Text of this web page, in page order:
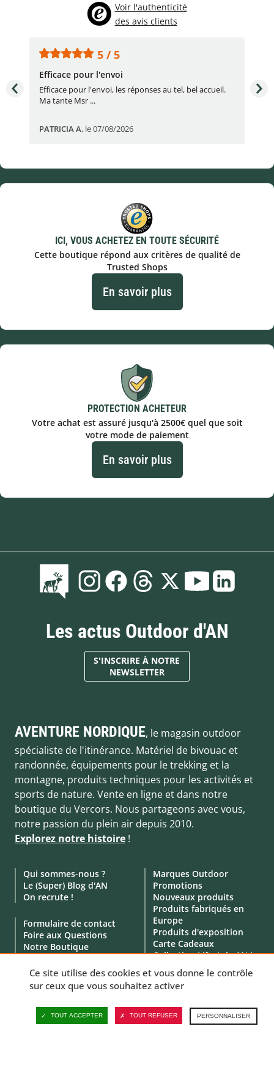
Voir l'authenticité
des avis clients
5 / 5
Efficace pour l'envoi
Efficace pour l'envoi, les réponses au tel, bel accueil.
Ma tante Msr ...
PATRICIA A, le 07/08/2026
ICI, VOUS ACHETEZ EN TOUTE SÉCURITÉ
Cette boutique répond aux critères de qualité de
Trusted Shops
En savoir plus
PROTECTION ACHETEUR
Votre achat est assuré jusqu'à 2500€ quel que soit
votre mode de paiement
En savoir plus
Les actus Outdoor d'AN
S'INSCRIRE À NOTRE
NEWSLETTER
AVENTURE NORDIQUE, le magasin outdoor
spécialiste de l'itinérance. Matériel de bivouac et
randonnée, équipements pour le trekking et la
montagne, produits techniques pour les activités et
sports de nature. Vente en ligne et dans notre
boutique du Vercors. Nous partageons avec vous,
notre passion du plein air depuis 2010.
Explorez notre histoire !
Qui sommes-nous ?
Le (Super) Blog d'AN
On recrute !
Formulaire de contact
Foire aux Questions
Notre Boutique
Location de matériel
Service Professionnels
Marques Outdoor
Promotions
Nouveaux produits
Produits fabriqués en
Europe
Produits d'exposition
Carte Cadeaux
Collection Lifestyle AN !
Ce site utilise des cookies et vous donne le contrôle
sur ceux que vous souhaitez activer
TOUT ACCEPTER TOUT REFUSER PERSONNALISER